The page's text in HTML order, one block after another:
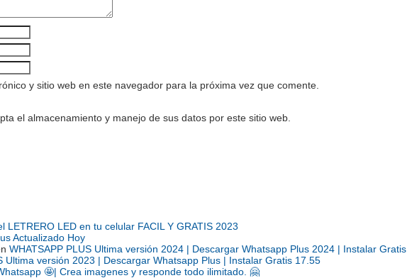
y sitio web en este navegador para la próxima vez que comente.
el almacenamiento y manejo de sus datos por este sitio web.
LETRERO LED en tu celular FACIL Y GRATIS 2023
Actualizado Hoy
WHATSAPP PLUS Ultima versión 2024 | Descargar Whatsapp Plus 2024 | Instalar Gratis
Ultima versión 2023 | Descargar Whatsapp Plus | Instalar Gratis 17.55
🤩| Crea imagenes y responde todo ilimitado. 🤗